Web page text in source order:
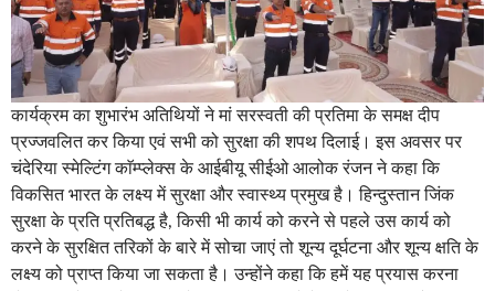
कार्यक्रम का शुभारंभ अतिथियों ने मां सरस्वती की प्रतिमा के समक्ष दीप
प्रज्जवलित कर किया एवं सभी को सुरक्षा की शपथ दिलाई। इस अवसर पर
चंदेरिया स्मेल्टिंग काॅम्प्लेक्स के आईबीयू सीईओ आलोक रंजन ने कहा कि
विकसित भारत के लक्ष्य में सुरक्षा और स्वास्थ्य प्रमुख है। हिन्दुस्तान जिंक
सुरक्षा के प्रति प्रतिबद्ध है, किसी भी कार्य को करने से पहले उस कार्य को
करने के सुरक्षित तरिकों के बारे में सोचा जाएं तो शून्य दूर्घटना और शून्य क्षति के
लक्ष्य को प्राप्त किया जा सकता है। उन्होंने कहा कि हमें यह प्रयास करना